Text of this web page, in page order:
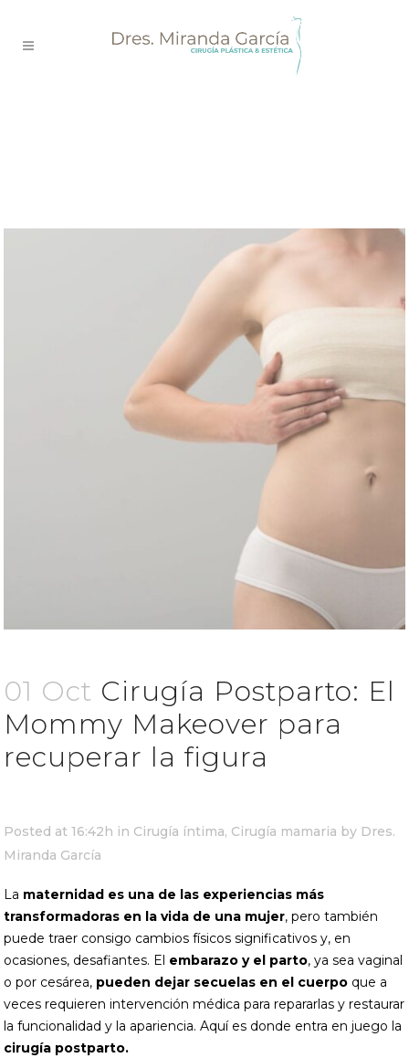
01 Oct Cirugía Postparto: El
Mommy Makeover para
recuperar la figura
Posted at 16:42h in Cirugía íntima, Cirugía mamaria by Dres.
Miranda García
La maternidad es una de las experiencias más
transformadoras en la vida de una mujer, pero también
puede traer consigo cambios físicos significativos y, en
ocasiones, desafiantes. El embarazo y el parto, ya sea vaginal
o por cesárea, pueden dejar secuelas en el cuerpo que a
veces requieren intervención médica para repararlas y restaurar
la funcionalidad y la apariencia. Aquí es donde entra en juego la
cirugía postparto.